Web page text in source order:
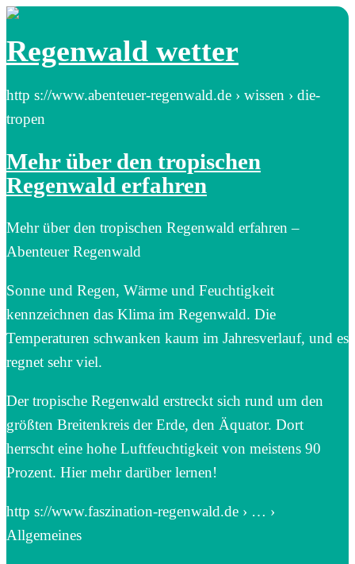
Regenwald wetter
http s://www.abenteuer-regenwald.de › wissen › die-
tropen
Mehr über den tropischen
Regenwald erfahren
Mehr über den tropischen Regenwald erfahren –
Abenteuer Regenwald
Sonne und Regen, Wärme und Feuchtigkeit
kennzeichnen das Klima im Regenwald. Die
Temperaturen schwanken kaum im Jahresverlauf, und es
regnet sehr viel.
Der tropische Regenwald erstreckt sich rund um den
größten Breitenkreis der Erde, den Äquator. Dort
herrscht eine hohe Luftfeuchtigkeit von meistens 90
Prozent. Hier mehr darüber lernen!
http s://www.faszination-regenwald.de › … ›
Allgemeines